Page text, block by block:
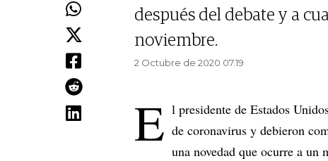
después del debate y a
noviembre.
2 Octubre de 2020 07.19
E l presidente de Estados
de coronavirus y debieron
una novedad que ocurre a un